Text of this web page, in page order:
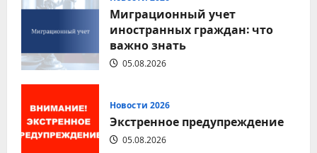
правил
дорожного
движения
—
залог
каждого
Миграционный учет
иностранных граждан: что
важно знать
05.08.2026
Новости 2026
Экстренное предупреждение
05.08.2026